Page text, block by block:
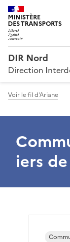
MINISTÈRE
DES TRANSPORTS
DIR Nord
Direction
Voir le fil d'Ariane
iers